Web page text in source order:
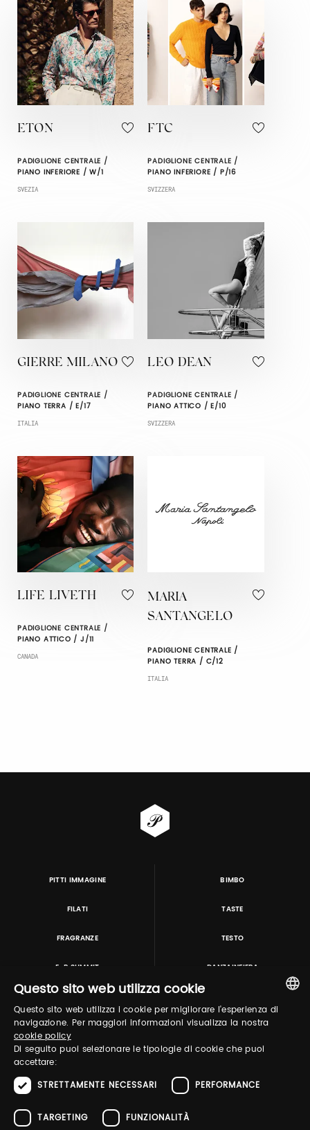
ETON
PADIGLIONE CENTRALE /
PIANO INFERIORE / W/1
SVEZIA
FTC
PADIGLIONE CENTRALE /
PIANO INFERIORE / P/16
SVIZZERA
GIERRE MILANO
PADIGLIONE CENTRALE /
PIANO TERRA / E/17
ITALIA
LEO DEAN
PADIGLIONE CENTRALE /
PIANO ATTICO / E/10
SVIZZERA
LIFE LIVETH
PADIGLIONE CENTRALE /
PIANO ATTICO / J/11
CANADA
MARIA
SANTANGELO
PADIGLIONE CENTRALE /
PIANO TERRA / C/12
ITALIA
PITTI IMMAGINE BIMBO
FILATI TASTE
FRAGRANZE TESTO
E-P SUMMIT DANZAINFIERA
TUTORING & CONSULTING
ITALIAN
Questo sito web utilizza cookie
Questo sito web utilizza i cookie per migliorare l'esperienza di
navigazione. Per maggiori informazioni visualizza la nostra
cookie policy
Di seguito puoi selezionare le tipologie di cookie che puoi
accettare:
STRETTAMENTE NECESSARI
PERFORMANCE
TARGETING FUNZIONALITÀ